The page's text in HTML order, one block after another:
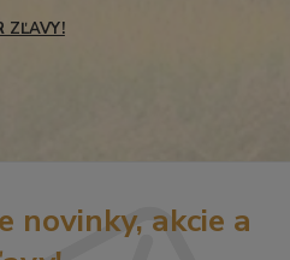
ZĽAVY!
novinky, akcie a